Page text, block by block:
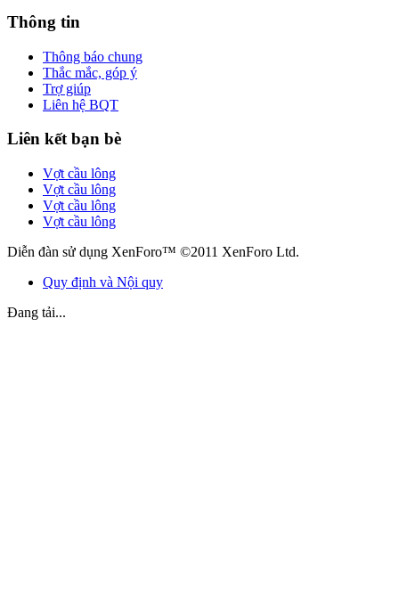
Thông tin
Thông báo chung
Thắc mắc, góp ý
Trợ giúp
Liên hệ BQT
Liên kết bạn bè
Vợt cầu lông
Vợt cầu lông
Vợt cầu lông
Vợt cầu lông
Diễn đàn sử dụng XenForo™ ©2011 XenForo Ltd.
Quy định và Nội quy
Đang tải...